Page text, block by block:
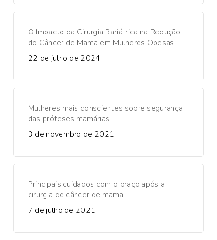
O Impacto da Cirurgia Bariátrica na Redução
do Câncer de Mama em Mulheres Obesas
22 de julho de 2024
Mulheres mais conscientes sobre segurança
das próteses mamárias
3 de novembro de 2021
Principais cuidados com o braço após a
cirurgia de câncer de mama.
7 de julho de 2021